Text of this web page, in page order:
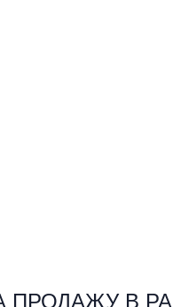
ПРОДАЖУ В